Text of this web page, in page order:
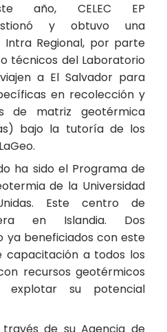
año, CELEC EP
y obtuvo una
Intra Regional, por parte
técnicos del Laboratorio
a El Salvador para
en recolección y
de matriz geotérmica
bajo la tutoría de los
ha sido el Programa de
de la Universidad
Este centro de
en Islandia. Dos
ya beneficiados con este
capacitación a todos los
recursos geotérmicos
su potencial